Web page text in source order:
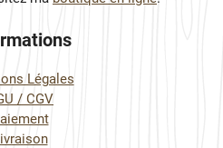
Légales
/ CGV